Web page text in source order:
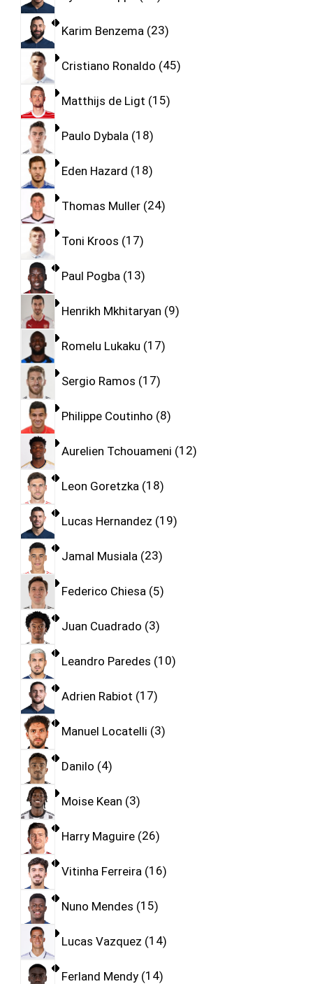
Karim Benzema 23
Cristiano Ronaldo 45
Matthijs de Ligt 15
Paulo Dybala 18
Eden Hazard 18
Thomas Muller 24
Toni Kroos 17
Paul Pogba 13
Henrikh Mkhitaryan 9
Romelu Lukaku 17
Sergio Ramos 17
Philippe Coutinho 8
Aurelien Tchouameni 12
Leon Goretzka 18
Lucas Hernandez 19
Jamal Musiala 23
Federico Chiesa 5
Juan Cuadrado 3
Leandro Paredes 10
Adrien Rabiot 17
Manuel Locatelli 3
Danilo 4
Moise Kean 3
Harry Maguire 26
Vitinha Ferreira 16
Nuno Mendes 15
Lucas Vazquez 14
Ferland Mendy 14